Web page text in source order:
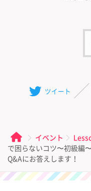
ツイート
イベント
で困らないコツ〜初級編
Q&Aにお答えします！